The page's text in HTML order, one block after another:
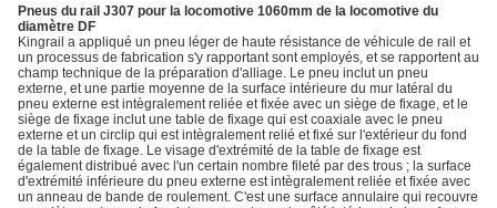
Pneus du rail J307 pour la locomotive 1060mm de la locomotive du
diamètre DF
Kingrail a appliqué un pneu léger de haute résistance de véhicule de rail et
un processus de fabrication s'y rapportant sont employés, et se rapportent au
champ technique de la préparation d'alliage. Le pneu inclut un pneu
externe, et une partie moyenne de la surface intérieure du mur latéral du
pneu externe est intègralement reliée et fixée avec un siège de fixage, et le
siège de fixage inclut une table de fixage qui est coaxiale avec le pneu
externe et un circlip qui est intègralement relié et fixé sur l'extérieur du fond
de la table de fixage. Le visage d'extrémité de la table de fixage est
également distribué avec l'un certain nombre fileté par des trous ; la surface
d'extrémité inférieure du pneu externe est intègralement reliée et fixée avec
un anneau de bande de roulement. C'est une surface annulaire qui recouvre